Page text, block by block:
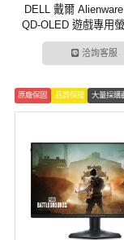
DELL 戴爾
QD-OLED 遊戲專用
洽詢客服
原廠保固 品質保證 大量採購